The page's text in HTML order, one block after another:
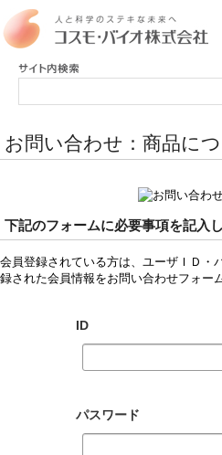
お問い合わせ：商品に
下記のフォームに必要事項を記入
会員登録されている方は、ユーザＩＤ・
録された会員情報をお問い合わせフォー
ID
パスワード